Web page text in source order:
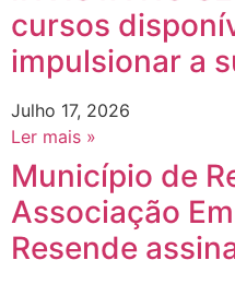
cursos
impulsionar a
Julho 17, 2026
Ler mais »
Município de
Associação
Resende